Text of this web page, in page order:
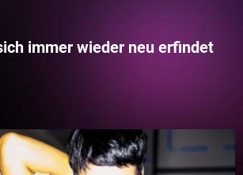
immer wieder neu erfindet